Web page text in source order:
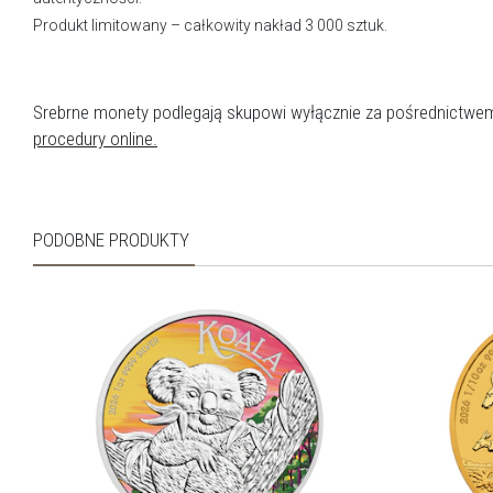
Produkt limitowany – całkowity nakład 3 000 sztuk.
Srebrne monety podlegają skupowi wyłącznie za
procedury online.
PODOBNE PRODUKTY